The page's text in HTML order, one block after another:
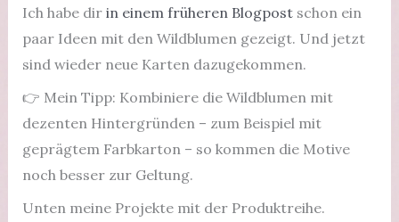
Ich habe dir in einem früheren Blogpostschon ein
paar Ideen mit den Wildblumen gezeigt. Und jetzt
sind wieder neue Karten dazugekommen.
👉 Mein Tipp: Kombiniere die Wildblumen mit
dezenten Hintergründen – zum Beispiel mit
geprägtem Farbkarton – so kommen die Motive
noch besser zur Geltung.
Unten meine Projekte mit der Produktreihe.